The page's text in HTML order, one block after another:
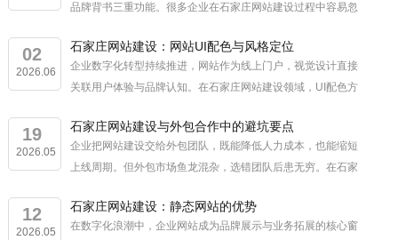
品牌背书三重功能。很多企业在石家庄网站建设过程中容易忽
搭建涉及栏目规划、内容更新机制...
02
2026.06
石家庄网站建设：网站UI配色与风格定位
企业数字化转型持续推进，网站作为线上门户，视觉设计直接
关联用户体验与品牌认知。在石家庄网站建设领域，UI配色方
指出，视觉层面的专业规划往往决...
19
2026.05
石家庄网站建设与外包合作中的避坑要点
企业把网站建设交给外包团队，既能降低人力成本，也能缩短
上线周期。但外包市场鱼龙混杂，选错团队后患无穷。在石家
懂得怎么筛选。合作前多花时间做功...
12
2026.05
石家庄网站建设：静态网站的优势
在数字化浪潮中，企业网站成为品牌展示与业务拓展的核心窗